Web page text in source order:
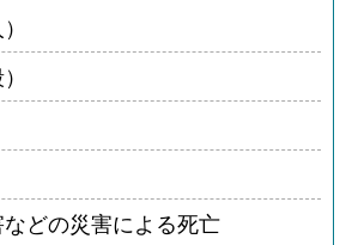
などの災害による死亡